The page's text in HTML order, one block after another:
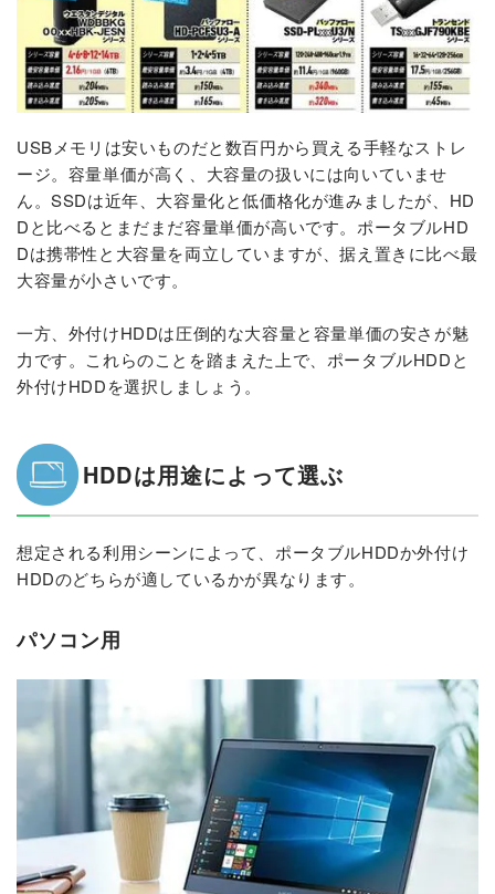
USBメモリは安いものだと数百円から買える手軽なストレ
ージ。容量単価が高く、大容量の扱いには向いていませ
ん。SSDは近年、大容量化と低価格化が進みましたが、HD
Dと比べるとまだまだ容量単価が高いです。ポータブルHD
Dは携帯性と大容量を両立していますが、据え置きに比べ最
大容量が小さいです。
一方、外付けHDDは圧倒的な大容量と容量単価の安さが魅
力です。これらのことを踏まえた上で、ポータブルHDDと
外付けHDDを選択しましょう。
HDDは用途によって選ぶ
想定される利用シーンによって、ポータブルHDDか外付け
HDDのどちらが適しているかが異なります。
パソコン用